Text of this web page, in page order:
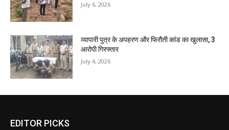
July 6, 2026
व्यापारी पुत्र के अपहरण और फिरौती कांड का खुलासा, 3
आरोपी गिरफ्तार
July 4, 2026
EDITOR PICKS